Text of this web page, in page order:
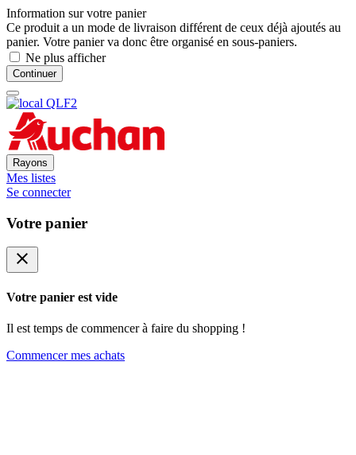
Information sur votre panier
Ce produit a un mode de livraison différent de ceux déjà ajoutés au
panier. Votre panier va donc être organisé en sous-paniers.
Ne plus afficher
Continuer
Rayons
Mes listes
Se connecter
Votre panier
close
Votre panier est vide
Il est temps de commencer à faire du shopping !
Commencer mes achats